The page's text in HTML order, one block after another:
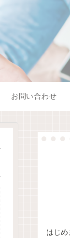
お問い合わせ
はじ